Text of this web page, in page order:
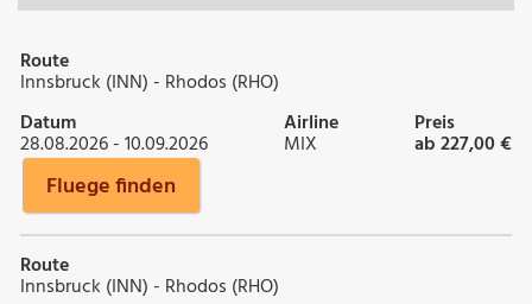
Route
Innsbruck (INN) - Rhodos (RHO)
Datum
28.08.2026 - 10.09.2026
Airline
MIX
Preis
ab 227,00 €
Fluege finden
Route
Innsbruck (INN) - Rhodos (RHO)